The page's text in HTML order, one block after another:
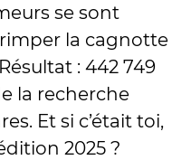
se sont
la cagnotte
: 442 749
la recherche
Et si c’était toi,
2025 ?